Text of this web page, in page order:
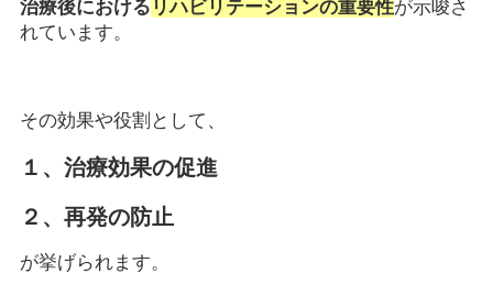
治療後における リハビリテーションの重要性が示唆さ
れています。
その効果や役割として、
１、治療効果の促進
２、再発の防止
が挙げられます。